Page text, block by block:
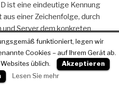
ist eine eindeutige Kennung
einer Zeichenfolge, durch
Server dem konkreten
werden können, in dem das
Dies ermöglicht es den
Servern, den individuellen
Person von anderen
funktioniert, legen wir
Cookies – auf Ihrem Gerät ab.
üblich.
Akzeptieren
Lesen Sie mehr